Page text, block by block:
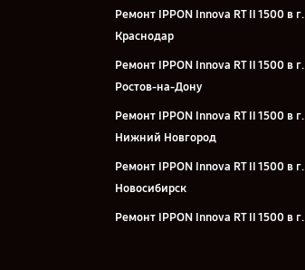
Ремонт IPPON Innova RT II 1500 в г.
Краснодар
Ремонт IPPON Innova RT II 1500 в г.
Ростов-на-Дону
Ремонт IPPON Innova RT II 1500 в г.
Нижний Новгород
Ремонт IPPON Innova RT II 1500 в г.
Новосибирск
Ремонт IPPON Innova RT II 1500 в г.